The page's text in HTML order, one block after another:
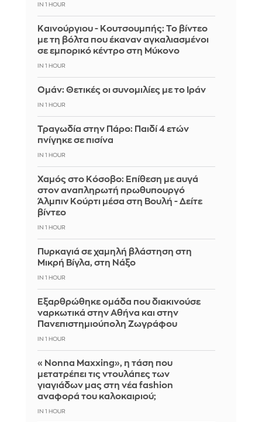
IN 1 HOUR
Καινούργιου - Κουτσουμπής: Το βίντεο
με τη βόλτα που έκαναν αγκαλιασμένοι
σε εμπορικό κέντρο στη Μύκονο
IN 1 HOUR
Ομάν: Θετικές οι συνομιλίες με το Ιράν
IN 1 HOUR
Τραγωδία στην Πάρο: Παιδί 4 ετών
πνίγηκε σε πισίνα
IN 1 HOUR
Χαμός στο Κόσοβο: Επίθεση με αυγά
στον αναπληρωτή πρωθυπουργό
Άλμπιν Κούρτι μέσα στη Βουλή - Δείτε
βίντεο
IN 1 HOUR
Πυρκαγιά σε χαμηλή βλάστηση στη
Μικρή Βίγλα, στη Νάξο
IN 1 HOUR
Εξαρθρώθηκε ομάδα που διακινούσε
ναρκωτικά στην Αθήνα και στην
Πανεπιστημιούπολη Ζωγράφου
IN 1 HOUR
«Nonna Maxxing», η τάση που
μετατρέπει τις ντουλάπες των
γιαγιάδων μας στη νέα fashion
αναφορά του καλοκαιριού;
IN 1 HOUR